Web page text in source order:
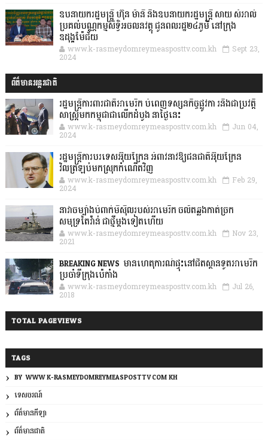
ឧបនាយករដ្ឋមន្ដ្រី ហ៊ុន ម៉ានី និងឧបនាយករដ្ឋមន្ដ្រី សាយ សំអាល់
ប្រគល់បណ្ណកម្មសិទ្ធិអចលនវត្ថុ ជូនពលរដ្ឋ២៤ភូមិ នៅក្រុង
ឧដុង្គម៉ែជ័យ
www.k-rasmeydomreymeasposttv.com.kh Sept 23,
2024
ព័ត៌មានអន្តរជាតិ
រដ្ឋមន្រ្តីការពារជាតិអាមេរិក បំពេញទស្សនកិច្ចផ្លូវកា រនិងជាប្រវត្តិ
សាស្រ្តមកកម្ពុជាជាលើកដំបូង នាថ្ងៃនេះ
www.k-rasmeydomreymeasposttv.com.kh Jun 04,
2024
រដ្ឋមន្ត្រីការបរទេសអ៊ុយក្រែន អំពាវនាវឱ្យជនជាតិអ៊ុយក្រែន
វិលត្រឡប់មកស្រុកកំណើតវិញ
www.k-rasmeydomreymeasposttv.com.kh Feb 29,
2024
នាវាចម្បាំងបំពាក់មីស៊ីលរបស់អាមេរិក ចល័តឆ្លងកាត់ច្រក
សមុទ្រតៃវ៉ាន់ ជាថ្មីម្តងទៀតហើយ
www.k-rasmeydomreymeasposttv.com.kh Nov 23,
2021
BREAKING NEWS: មានហេតុការណ៍ផ្ទុះនៅជិតស្ថានទូតអាមេរិក
ប្រចាំទីក្រុងប៉េកាំង
www.k-rasmeydomreymeasposttv.com.kh Jul 26,
2018
TOTAL PAGEVIEWS
TAGS
BY: WWW.K-RASMEYDOMREYMEASPOSTTV.COM.KH
ទេសចរណ៍
ព័ត៌មានកីឡា
ព័ត៌មានជាតិ